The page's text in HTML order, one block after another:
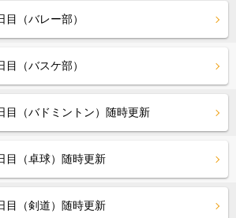
（バレー部）
（バスケ部）
目（バドミントン）随時更新
目（卓球）随時更新
目（剣道）随時更新